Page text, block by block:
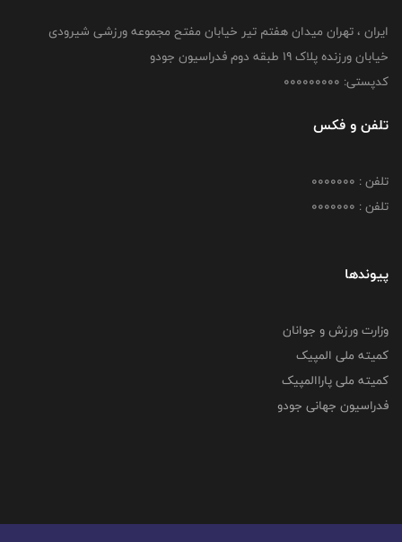
ایران ، تهران میدان هفتم تیر خیابان مفتح مجموعه ورزشی شیرودی
خیابان ورزنده پلاک ۱۹ طبقه دوم فدراسیون جودو
کدپستی: 000000000
تلفن و فکس
تلفن : 0000000
تلفن : 0000000
پیوندها
وزارت ورزش و جوانان
کمیته ملی المپیک
کمیته ملی پاراالمپیک
فدراسیون جهانی جودو